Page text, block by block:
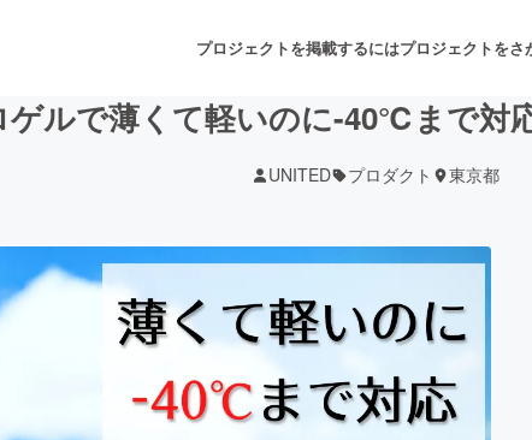
プロジェクトを掲載するにはプロジェクトをさ
音楽 舞台・
書籍・雑誌出版 アニメ・漫
ゲルで薄くて軽いのに-40℃まで対
UNITED プロダクト 東京都